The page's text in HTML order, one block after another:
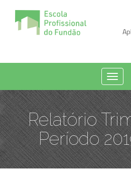
Toggle
Relatório
Período